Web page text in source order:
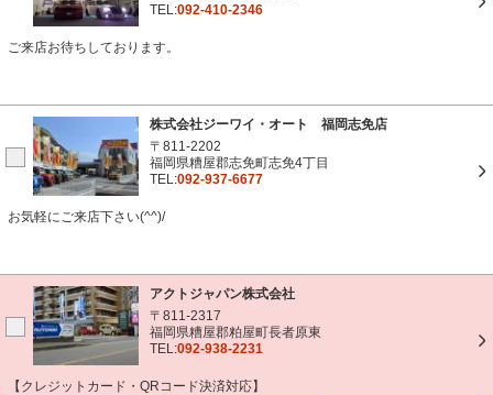
TEL:092-410-2346
ご来店お待ちしております。
株式会社ジーワイ・オート 福岡志免店
〒811-2202
福岡県糟屋郡志免町志免4丁目
TEL:092-937-6677
お気軽にご来店下さい(^^)/
アクトジャパン株式会社
〒811-2317
福岡県糟屋郡粕屋町長者原東
TEL:092-938-2231
【クレジットカード・QRコード決済対応】